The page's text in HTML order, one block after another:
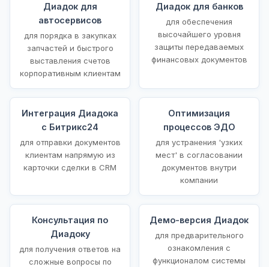
Диадок для
автосервисов
для порядка в закупках
запчастей и быстрого
выставления счетов
корпоративным клиентам
Диадок для банков
для обеспечения
высочайшего уровня
защиты передаваемых
финансовых документов
Интеграция Диадока
с Битрикс24
для отправки документов
клиентам напрямую из
карточки сделки в CRM
Оптимизация
процессов ЭДО
для устранения 'узких
мест' в согласовании
документов внутри
компании
Консультация по
Диадоку
для получения ответов на
сложные вопросы по
Демо-версия Диадок
для предварительного
ознакомления с
функционалом системы